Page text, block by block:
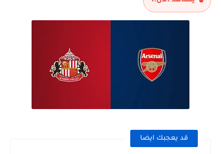
قد يعجبك ايضا